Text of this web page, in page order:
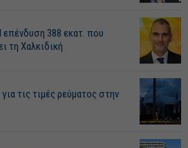
επένδυση 388 εκατ. που
τη Χαλκιδική
τις τιμές ρεύματος στην